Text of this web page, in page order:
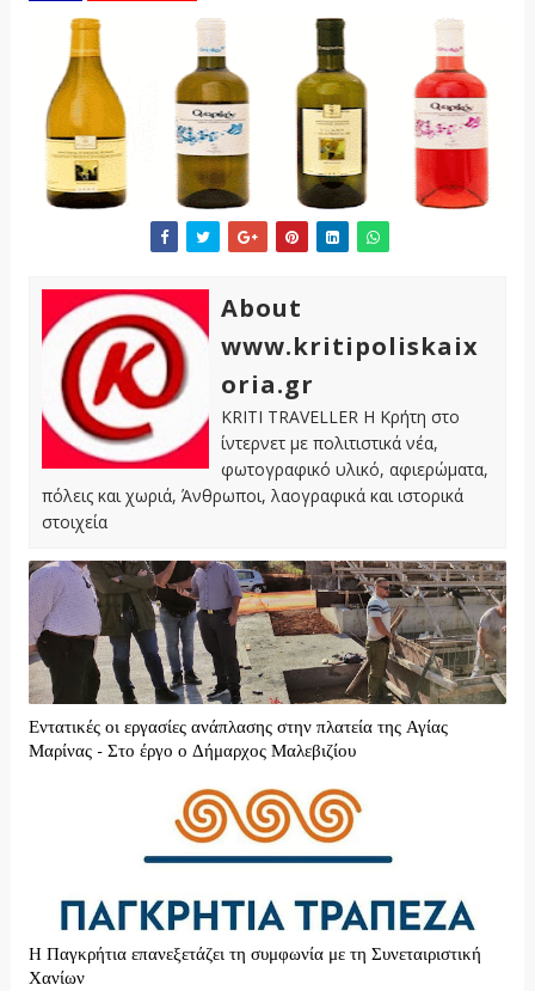
About
www.kritipoliskaix
oria.gr
KRITI TRAVELLER Η Κρήτη στο
ίντερνετ με πολιτιστικά νέα,
φωτογραφικό υλικό, αφιερώματα,
πόλεις και χωριά, Άνθρωποι, λαογραφικά και ιστορικά
στοιχεία
Εντατικές οι εργασίες ανάπλασης στην πλατεία της Αγίας
Μαρίνας - Στο έργο ο Δήμαρχος Μαλεβιζίου
H Παγκρήτια επανεξετάζει τη συμφωνία με τη Συνεταιριστική
Χανίων